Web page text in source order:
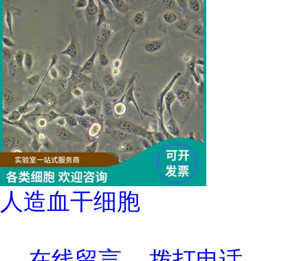
人造血干细胞